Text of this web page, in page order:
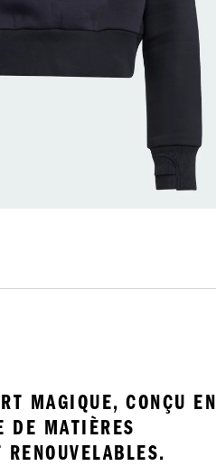
MAGIQUE, CONÇU EN
DE MATIÈRES
RENOUVELABLES.